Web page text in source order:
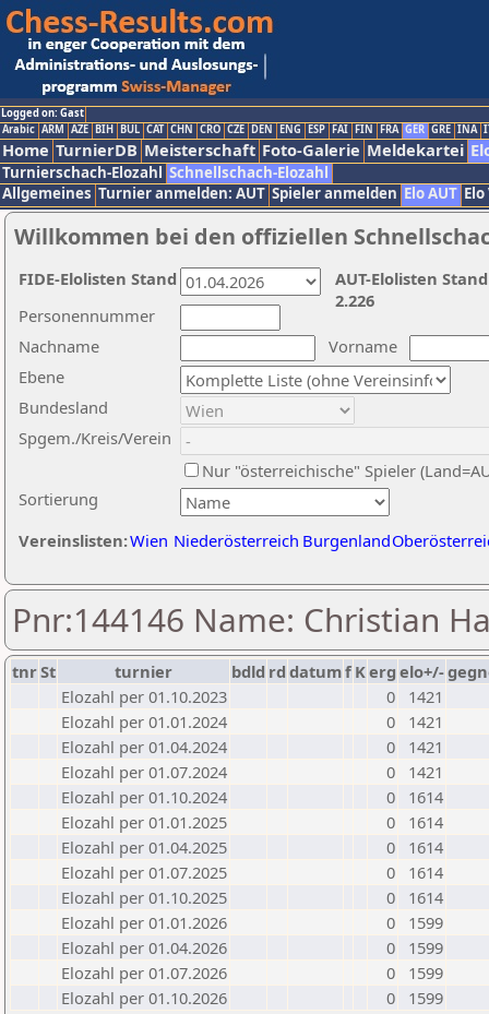
Logged on: Gast
Arabic ARM AZE BIH BUL CAT CHN CRO CZE DEN ENG ESP FAI FIN FRA GER GRE INA
Home TurnierDB Meisterschaft Foto-Galerie Meldekartei
Turnierschach-Elozahl Schnellschach-Elozahl
Allgemeines Turnier anmelden: AUT Spieler anmelden Elo AUT
Willkommen bei den offiziellen
Nachname
Vorname
Ebene
Sortierung
Personennummer
Bundesland
Spgem./Kreis/Verein
Nur "österreichische" Spieler
Vereinslisten:Wien Niederösterreich Burgenland
AUT-Elolisten
2.226
FIDE-Elolisten Stand
Pnr:144146 Name: Christian
tnrSt turnier bdld rd datumf Kerg elo+/-
Elozahl per 01.10.2023
0
1421
Elozahl per 01.01.2024
0
1421
Elozahl per 01.04.2024
0
1421
Elozahl per 01.07.2024
0
1421
Elozahl per 01.10.2024
0
1614
Elozahl per 01.01.2025
0
1614
Elozahl per 01.04.2025
0
1614
Elozahl per 01.07.2025
0
1614
Elozahl per 01.10.2025
0
1614
Elozahl per 01.01.2026
0
1599
Elozahl per 01.04.2026
0
1599
Elozahl per 01.07.2026
0
1599
Elozahl per 01.10.2026
0 1599